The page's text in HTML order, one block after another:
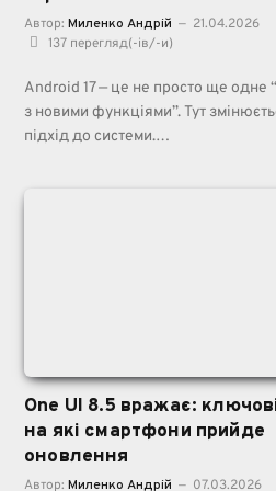
Автор: Миленко Андрій 21.04.2026
137 перегляд(-ів/-и)
Android 17 — це не просто ще одне
з новими функціями”. Тут
підхід до системи.…
One UI 8.5 вражає:
на які смартфони прийде
оновлення
Автор: Миленко Андрій 07.03.2026